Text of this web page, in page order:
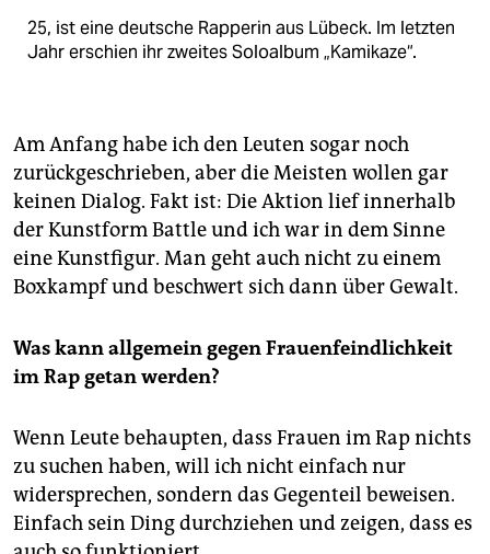
25, ist eine deutsche Rapperin aus Lübeck. Im letzten
Jahr erschien ihr zweites Soloalbum „Kamikaze“.
Am Anfang habe ich den Leuten sogar noch
zurückgeschrieben, aber die Meisten wollen gar
keinen Dialog. Fakt ist: Die Aktion lief innerhalb
der Kunstform Battle und ich war in dem Sinne
eine Kunstfigur. Man geht auch nicht zu einem
Boxkampf und beschwert sich dann über Gewalt.
Was kann allgemein gegen Frauenfeindlichkeit
im Rap getan werden?
Wenn Leute behaupten, dass Frauen im Rap nichts
zu suchen haben, will ich nicht einfach nur
widersprechen, sondern das Gegenteil beweisen.
Einfach sein Ding durchziehen und zeigen, dass es